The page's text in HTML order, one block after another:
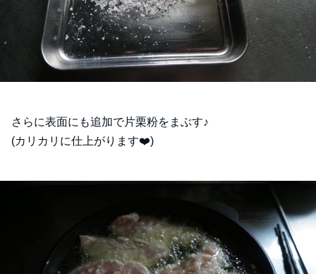
さらに表面にも追加で片栗粉をまぶす♪
(カリカリに仕上がります❤️)